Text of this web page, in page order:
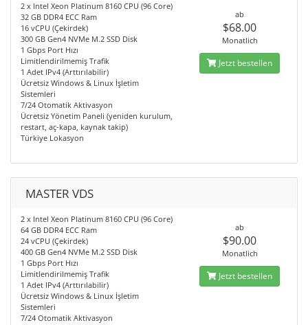
2 x Intel Xeon Platinum 8160 CPU (96 Core)
32 GB DDR4 ECC Ram
16 vCPU (Çekirdek)
300 GB Gen4 NVMe M.2 SSD Disk
1 Gbps Port Hızı
Limitlendirilmemiş Trafik
1 Adet IPv4 (Arttırılabilir)
Ücretsiz Windows & Linux İşletim
Sistemleri
7/24 Otomatik Aktivasyon
Ücretsiz Yönetim Paneli (yeniden kurulum,
restart, aç-kapa, kaynak takip)
Türkiye Lokasyon
ab
$68.00
Monatlich
Jetzt bestellen
MASTER VDS
2 x Intel Xeon Platinum 8160 CPU (96 Core)
64 GB DDR4 ECC Ram
24 vCPU (Çekirdek)
400 GB Gen4 NVMe M.2 SSD Disk
1 Gbps Port Hızı
Limitlendirilmemiş Trafik
1 Adet IPv4 (Arttırılabilir)
Ücretsiz Windows & Linux İşletim
Sistemleri
7/24 Otomatik Aktivasyon
ab
$90.00
Monatlich
Jetzt bestellen